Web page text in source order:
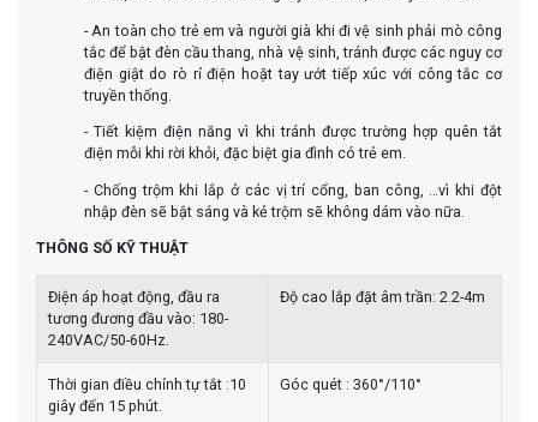
- An toàn cho trẻ em và người già khi đi vệ sinh phải mò công
tắc để bật đèn cầu thang, nhà vệ sinh, tránh được các nguy cơ
điện giật do rò rỉ điện hoặt tay ướt tiếp xúc với công tắc cơ
truyền thống.
- Tiết kiệm điện năng vì khi tránh được trường hợp quên tắt
điện mỗi khi rời khỏi, đặc biệt gia đình có trẻ em.
- Chống trộm khi lắp ở các vị trí cổng, ban công, …vì khi đột
nhập đèn sẽ bật sáng và kẻ trộm sẽ không dám vào nữa.
THÔNG SỐ KỸ THUẬT
Điện áp hoạt động, đầu ra
tương đương đầu vào: 180-
240VAC/50-60Hz.
Độ cao lắp đặt âm trần: 2.2-4m
Thời gian điều chỉnh tự tắt :10
giây đến 15 phút.
Góc quét : 360°/110°